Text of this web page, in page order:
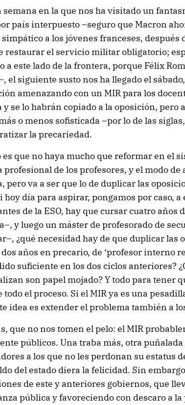
semana en la que nos ha visitado un
país interpuesto –seguro que Macron
a los jóvenes franceses, después
restaurar el servicio militar obligatorio;
a este lado de la frontera, porque Félix
el siguiente susto nos ha llegado el
amenazando con un MIR para los
y se lo habrán copiado a la oposición, pero
o menos sofisticada –por lo de las
la precariedad.
es que no haya mucho que reformar en el
profesional de los profesores, y el modo de
pero va a ser que lo de duplicar las
hoy día para aspirar, pongamos por caso,
de la ESO, hay que cursar cuatro años
y luego un máster de profesorado de
¿qué necesidad hay de que duplicar las
años en precario, de ‘profesor interno
suficiente en los dos ciclos anteriores?
son papel mojado? Y todo para tener
todo el proceso. Si el MIR ya es una
idea es extender el problema también a
que no nos tomen el pelo: el MIR
públicos. Una traba más, otra
a los que no les perdonan su estatus
del estado diera la felicidad. Sin
de este y anteriores gobiernos, que
pública y favoreciendo con descaro a